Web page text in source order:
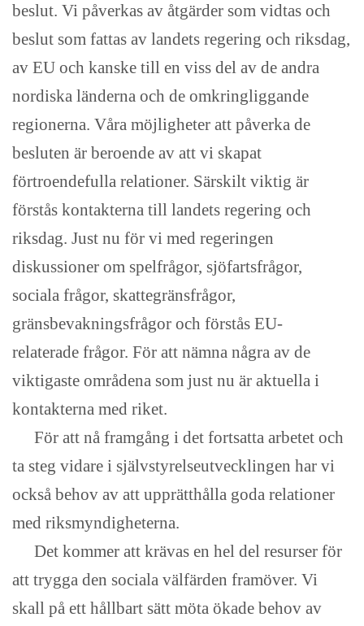
beslut. Vi påverkas av åtgärder som vidtas och
beslut som fattas av landets regering och riksdag,
av EU och kanske till en viss del av de andra
nordiska länderna och de omkringliggande
regionerna. Våra möjligheter att påverka de
besluten är beroende av att vi skapat
förtroendefulla relationer. Särskilt viktig är
förstås kontakterna till landets regering och
riksdag. Just nu för vi med regeringen
diskussioner om spelfrågor, sjöfartsfrågor,
sociala frågor, skattegränsfrågor,
gränsbevakningsfrågor och förstås EU-
relaterade frågor. För att nämna några av de
viktigaste områdena som just nu är aktuella i
kontakterna med riket.
För att nå framgång i det fortsatta arbetet och
ta steg vidare i självstyrelseutvecklingen har vi
också behov av att upprätthålla goda relationer
med riksmyndigheterna.
Det kommer att krävas en hel del resurser för
att trygga den sociala välfärden framöver. Vi
skall på ett hållbart sätt möta ökade behov av